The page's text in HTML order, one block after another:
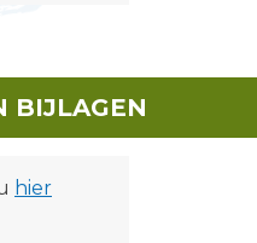
BIJLAGEN
hier